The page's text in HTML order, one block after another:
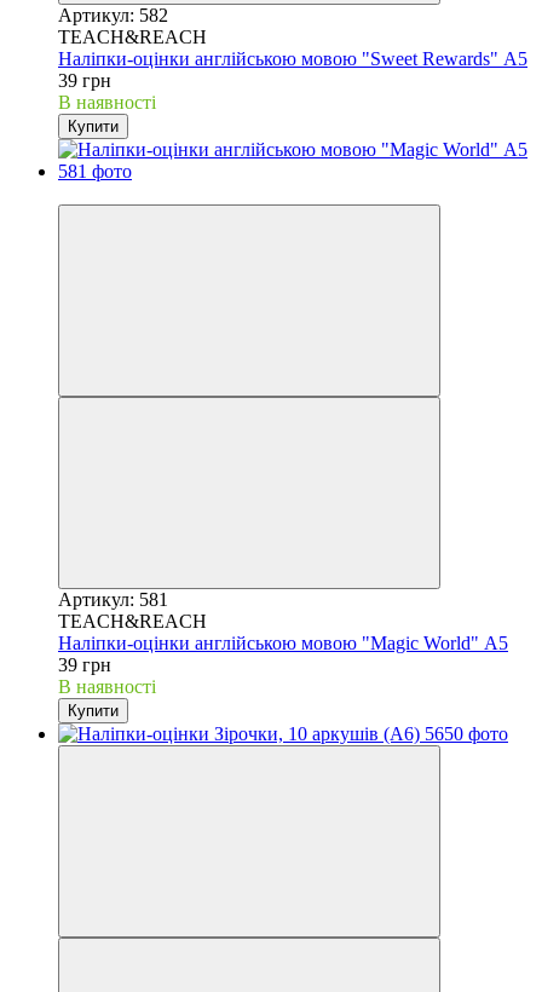
Артикул: 582
TEACH&REACH
Наліпки-оцінки англійською мовою "Sweet Rewards" А5
39 грн
В наявності
Купити
Артикул: 581
TEACH&REACH
Наліпки-оцінки англійською мовою "Magic World" А5
39 грн
В наявності
Купити